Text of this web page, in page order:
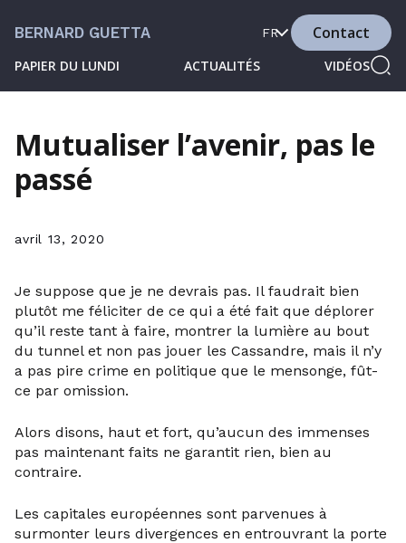
BERNARD GUETTA
PAPIER DU LUNDI ACTUALITÉS VIDÉOS
FR Contact
Mutualiser l’avenir, pas le
passé
avril 13, 2020
Je suppose que je ne devrais pas. Il faudrait bien
plutôt me féliciter de ce qui a été fait que déplorer
qu’il reste tant à faire, montrer la lumière au bout
du tunnel et non pas jouer les Cassandre, mais il n’y
a pas pire crime en politique que le mensonge, fût-
ce par omission.
Alors disons, haut et fort, qu’aucun des immenses
pas maintenant faits ne garantit rien, bien au
contraire.
Les capitales européennes sont parvenues à
surmonter leurs divergences en entrouvrant la porte